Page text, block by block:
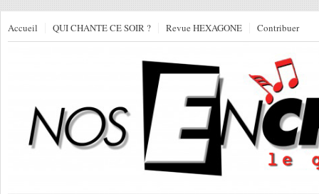
Accueil QUI CHANTE CE SOIR ? Revue HEXAGONE Contribuer